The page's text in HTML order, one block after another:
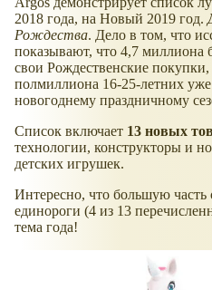
2018 года, на Новый 2019 год.
Рождества. Дело в том, что
показывают, что 4,7 миллиона
свои Рождественские
полмиллиона 16-25-летних уже
новогоднему праздничному
Список включает 13 новых
технологии, конструкторы и
детских игрушек.
Интересно, что большую часть
единороги (4 из 13
тема года!